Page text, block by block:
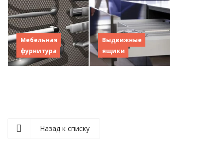
Мебельная
фурнитура
Выдвижные
ящики
Назад к списку